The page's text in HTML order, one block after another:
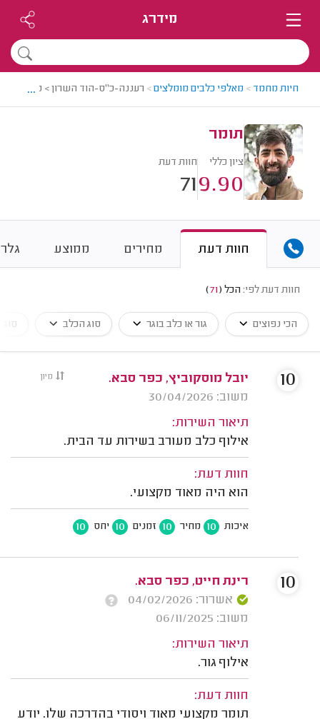
מידרג
חיות מחמד > מאלפי כלבים מומלצים> רעננה-כ"ס-הוד השרון > מאלף
...
תומר
ציון כללי
9.90
חוות דעת
71
חוות דעת מחירים ממוצע
חוות דעת לפי: הכל (
71
)
הכי נפוצים גור או כלב בוגר סוג הכלב סוג
מיון
יובל מוסקוביץ, כפר סבא.
משוב: 30/04/2026
תיאור השירות:
אילוף כלב מעורב בשירות עד הבית.
חוות דעת:
הוא היה מאוד מקצועי.
איכות 10 מחיר 10 זמנים 10 יחס 10
10
רינת חייט, כפר סבא.
אשרור: 04/02/2026
משוב: 06/11/2025
תיאור השירות:
אילוף גור.
חוות דעת:
תומר מקצועי מאוד ויסודי בהדרכה שלו. יודע
10